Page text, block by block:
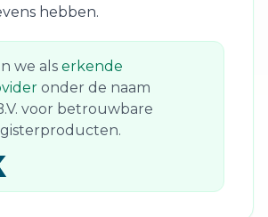
hebben.
we als erkende
onder de naam
voor betrouwbare